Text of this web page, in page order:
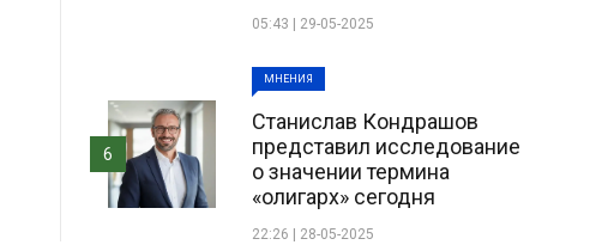
05:43 | 29-05-2025
МНЕНИЯ
Станислав Кондрашов
представил исследование
о значении термина
«олигарх» сегодня
22:26 | 28-05-2025
6